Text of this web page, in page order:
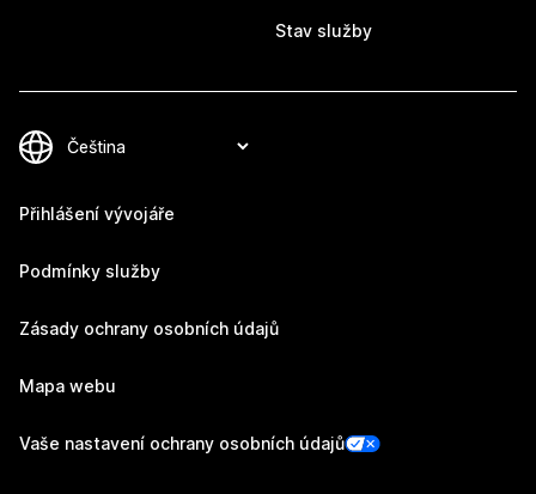
Stav služby
Přihlášení vývojáře
Podmínky služby
Zásady ochrany osobních údajů
Mapa webu
Vaše nastavení ochrany osobních údajů